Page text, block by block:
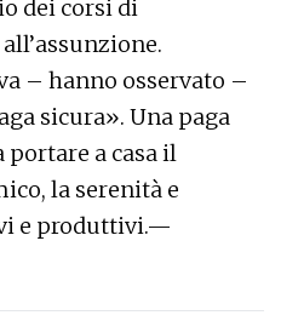
dei corsi di
– hanno osservato –
sicura». Una paga
a casa il
la serenità e
e produttivi.—